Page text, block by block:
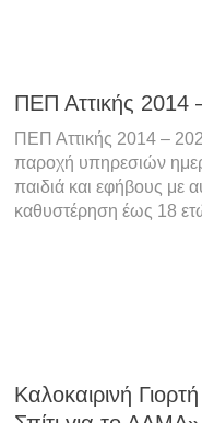
ΠΕΠ Αττικής 2014
ΠΕΠ Αττικής 2014 –
παροχή υπηρεσιών
παιδιά και εφήβους με
καθυστέρηση έως 18
Καλοκαιρινή